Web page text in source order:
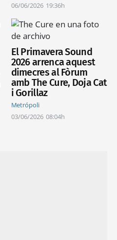
06/06/2026 19:36h
El Primavera Sound
2026 arrenca aquest
dimecres al Fòrum
amb The Cure, Doja Cat
i Gorillaz
Metrópoli
03/06/2026 08:04h